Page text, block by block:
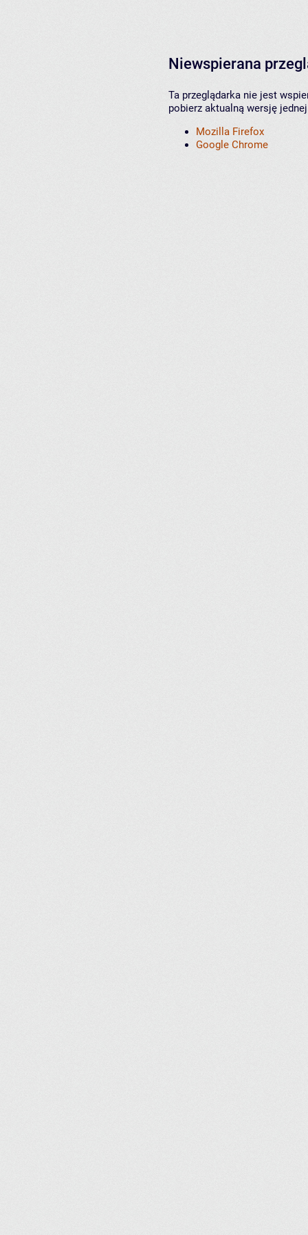
Niewspierana
Ta przeglądarka nie jest
pobierz aktualną wersję
Mozilla Firefox
Google Chrome